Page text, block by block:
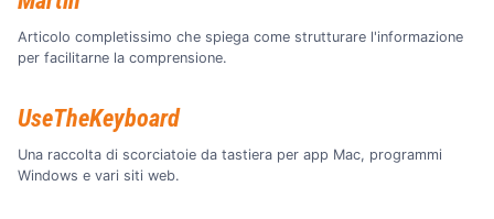
Articolo completissimo che spiega come strutturare l'informazione
per facilitarne la comprensione.
UseTheKeyboard
Una raccolta di scorciatoie da tastiera per app Mac, programmi
Windows e vari siti web.